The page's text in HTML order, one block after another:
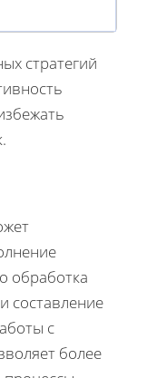
стратегий
обработка
составление
с
более